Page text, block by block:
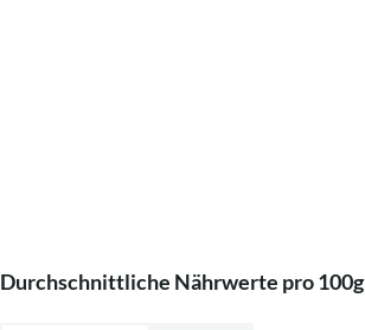
Durchschnittliche Nährwerte pro 100g